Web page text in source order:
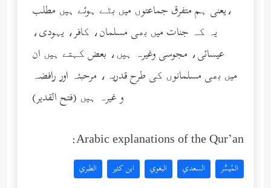
،یعنی ہم متفرق جماعتوں میں بٹے ہوئے ہیں مطلب
یہ کہ جنات میں بھی مسلمان، کافر، یہودی،
عیسائی، مجوسی وغیرہ ہیں، بعض کہتے ہیں ان
میں بھی مسلمانوں کی طرح قدریہ، مرحبئہ اور رافضہ
و غیرہ ہیں (فتح القدیر)
Arabic explanations of the Qur’an:
المُيسَّر السعدي البغوي ابن كثير الطبري